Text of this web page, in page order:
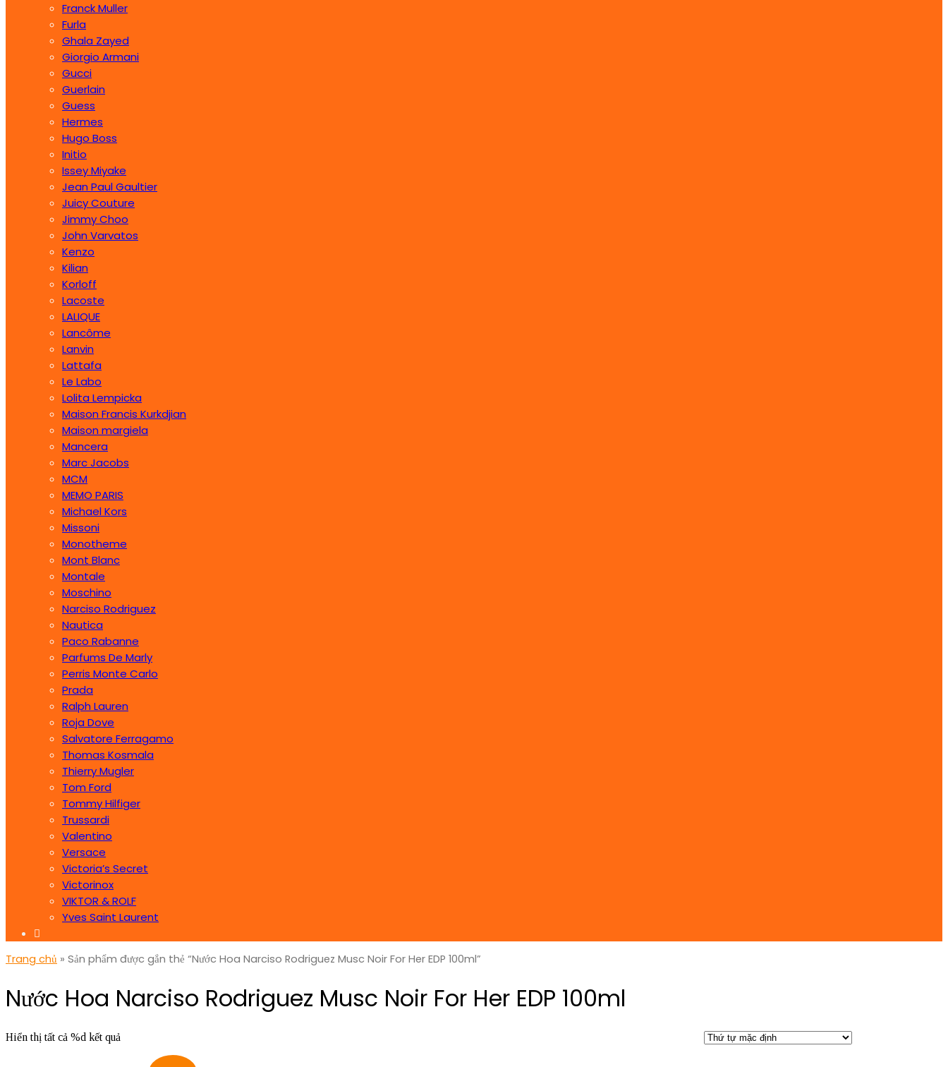
Franck Muller
Furla
Ghala Zayed
Giorgio Armani
Gucci
Guerlain
Guess
Hermes
Hugo Boss
Initio
Issey Miyake
Jean Paul Gaultier
Juicy Couture
Jimmy Choo
John Varvatos
Kenzo
Kilian
Korloff
Lacoste
LALIQUE
Lancôme
Lanvin
Lattafa
Le Labo
Lolita Lempicka
Maison Francis Kurkdjian
Maison margiela
Mancera
Marc Jacobs
MCM
MEMO PARIS
Michael Kors
Missoni
Monotheme
Mont Blanc
Montale
Moschino
Narciso Rodriguez
Nautica
Paco Rabanne
Parfums De Marly
Perris Monte Carlo
Prada
Ralph Lauren
Roja Dove
Salvatore Ferragamo
Thomas Kosmala
Thierry Mugler
Tom Ford
Tommy Hilfiger
Trussardi
Valentino
Versace
Victoria’s Secret
Victorinox
VIKTOR & ROLF
Yves Saint Laurent
Trang chủ » Sản phẩm được gắn thẻ “Nước Hoa Narciso Rodriguez Musc Noir For Her EDP 100ml”
Nước Hoa Narciso Rodriguez Musc Noir For Her EDP 100ml
Hiển thị tất cả %d kết quả